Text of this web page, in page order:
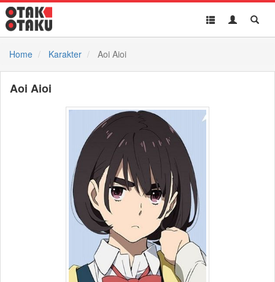
Toggle
Toggle
Home
Karakter Aoi Aioi
Aoi Aioi